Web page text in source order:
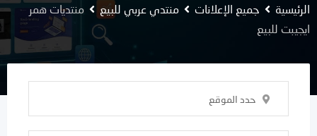
الرئيسية جميع الإعلانات منتدي عربي للبيع
منتديات همر
ايجيبت للبيع
حدد الموقع